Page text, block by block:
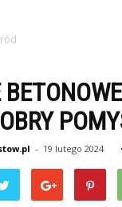
- 19 lutego 2024